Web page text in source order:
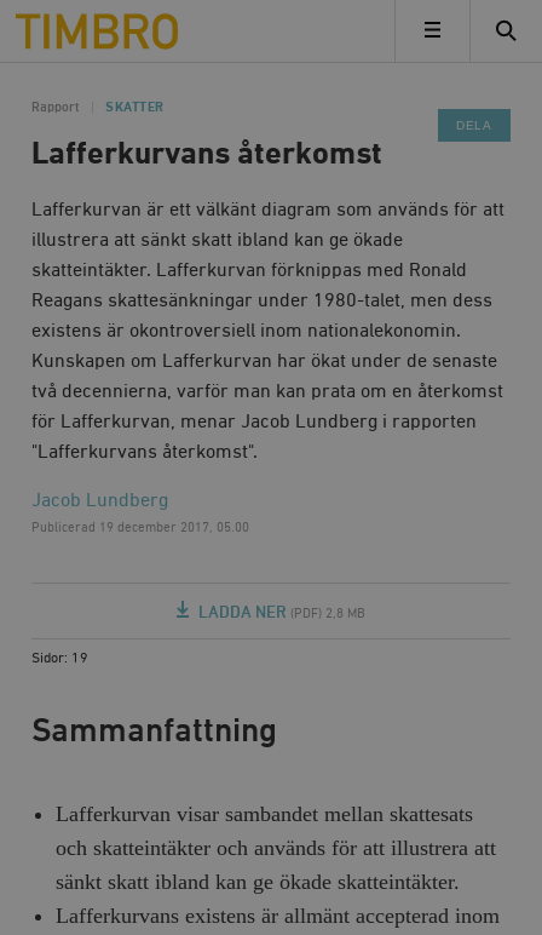
Timbro
MENY
Rapport SKATTER
Lafferkurvans återkomst
Lafferkurvan är ett välkänt diagram som används för att
illustrera att sänkt skatt ibland kan ge ökade
skatteintäkter. Lafferkurvan förknippas med Ronald
Reagans skattesänkningar under 1980-talet, men dess
existens är okontroversiell inom nationalekonomin.
Kunskapen om Lafferkurvan har ökat under de senaste
två decennierna, varför man kan prata om en återkomst
för Lafferkurvan, menar Jacob Lundberg i rapporten
"Lafferkurvans återkomst".
Jacob Lundberg
Publicerad 19 december 2017, 05.00
LADDA NER (PDF) 2,8 MB
Sidor: 19
Sammanfattning
Lafferkurvan visar sambandet mellan skattesats
och skatteintäkter och används för att illustrera att
sänkt skatt ibland kan ge ökade skatteintäkter.
Lafferkurvans existens är allmänt accepterad inom
DELA